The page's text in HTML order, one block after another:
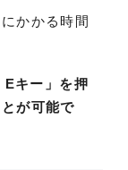
かかる時間
Eキー」を押
が可能で